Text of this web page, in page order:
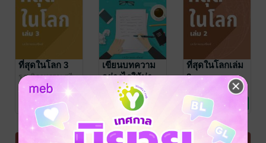
ที่สุดในโลก 3
ร.ศ.นิภาพรรณ ศรี
พงษ์/ พรรณนิภ
วรรณกรรมทั่วไป
No Rating
เขียนบทความ
อย่างไรให้น่า
อ่าน
ร.ศ.นิภาพรรณ ศรี
/ พรรณนิภ
วรรณกรรมทั่วไป
No Rating
ที่สุดในโลกเล่ม
2
ร.ศ.นิภาพรรณ ศรี
พงษ์/ พรรณนิภ
สารคดี
No Rating